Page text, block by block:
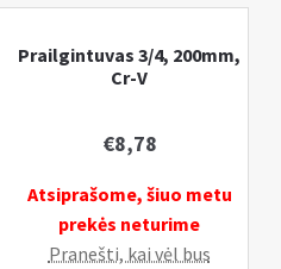
125mm,
Cr-
Prailgintuvas 3/4, 200mm,
Cr-V
€8,78
Atsiprašome, šiuo metu
prekės neturime
Pranešti, kai vėl bus